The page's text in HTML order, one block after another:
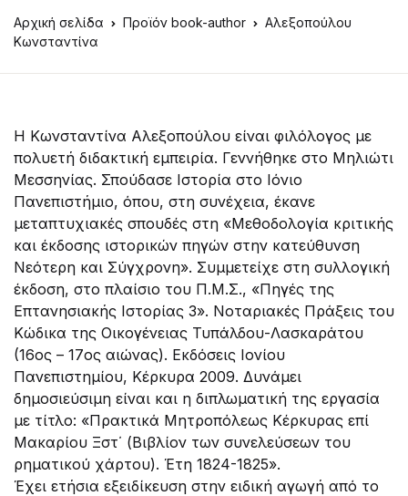
Αρχική σελίδα Προϊόν book-author
Αλεξοπούλου
Κωνσταντίνα
Η Κωνσταντίνα Αλεξοπούλου είναι φιλόλογος με
πολυετή διδακτική εμπειρία. Γεννήθηκε στο Μηλιώτι
Μεσσηνίας. Σπούδασε Ιστορία στο Ιόνιο
Πανεπιστήμιο, όπου, στη συνέχεια, έκανε
μεταπτυχιακές σπουδές στη «Μεθοδολογία κριτικής
και έκδοσης ιστορικών πηγών στην κατεύθυνση
Νεότερη και Σύγχρονη». Συμμετείχε στη συλλογική
έκδοση, στο πλαίσιο του Π.Μ.Σ., «Πηγές της
Επτανησιακής Ιστορίας 3». Νοταριακές Πράξεις του
Κώδικα της Οικογένειας Τυπάλδου-Λασκαράτου
(16ος – 17ος αιώνας). Εκδόσεις Ιονίου
Πανεπιστημίου, Κέρκυρα 2009. Δυνάμει
δημοσιεύσιμη είναι και η διπλωματική της εργασία
με τίτλο: «Πρακτικά Μητροπόλεως Κέρκυρας επί
Μακαρίου Ξστ΄ (Βιβλίον των συνελεύσεων του
ρηματικού χάρτου). Έτη 1824-1825».
Έχει ετήσια εξειδίκευση στην ειδική αγωγή από το